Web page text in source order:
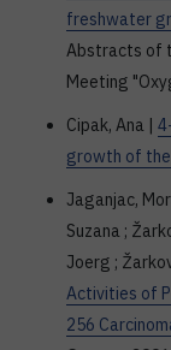
freshwater
Abstracts of
Meeting
Cipak, Ana |
growth of
Jaganjac,
Suzana ;
Joerg ;
Activities of
256